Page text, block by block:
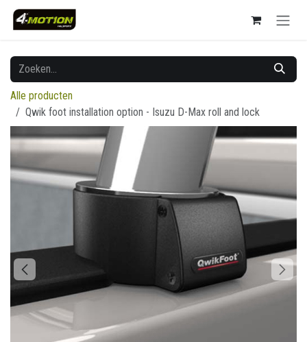
Overslaan naar inhoud
Alle producten
Qwik foot installation option - Isuzu D-Max roll and lock